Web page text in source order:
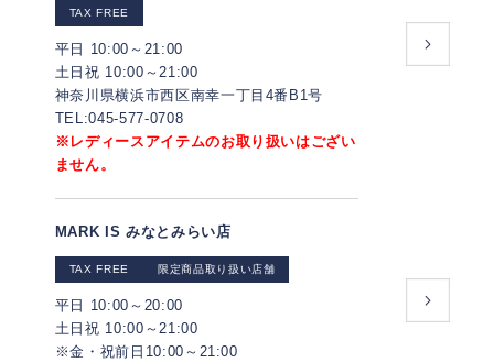
TAX FREE
平日 10:00～21:00
土日祝 10:00～21:00
神奈川県横浜市西区南幸一丁目4番B1号
TEL:045-577-0708
※レディースアイテムのお取り扱いはござい
ません。
MARK IS みなとみらい店
TAX FREE 限定商品取り扱い店舗
平日 10:00～20:00
土日祝 10:00～21:00
※金・祝前日10:00～21:00